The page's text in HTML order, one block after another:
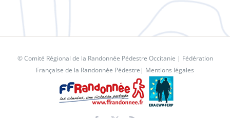
© Comité Régional de la Randonnée Pédestre Occitanie | Fédération
Française de la Randonnée Pédestre | Mentions légales